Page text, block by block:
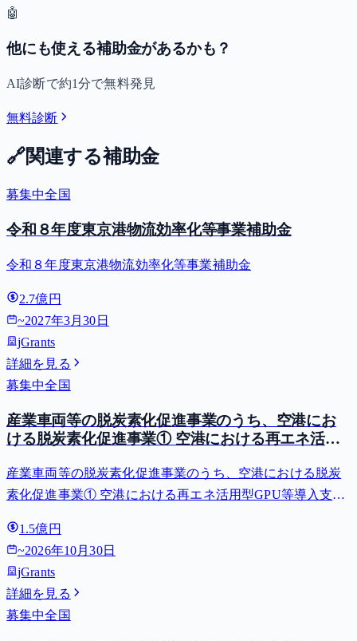
🤖
他にも使える補助金があるかも？
AI診断で約1分で無料発見
無料診断
🔗関連する補助金
募集中全国
令和８年度東京港物流効率化等事業補助金
令和８年度東京港物流効率化等事業補助金
2.7億円
~2027年3月30日
jGrants
詳細を見る
募集中全国
産業車両等の脱炭素化促進事業のうち、空港にお
ける脱炭素化促進事業① 空港における再エネ活用
費等補助金）
産業車両等の脱炭素化促進事業のうち、空港における脱炭
素化促進事業① 空港における再エネ活用型GPU等導入支援
1.5億円
~2026年10月30日
jGrants
詳細を見る
募集中全国